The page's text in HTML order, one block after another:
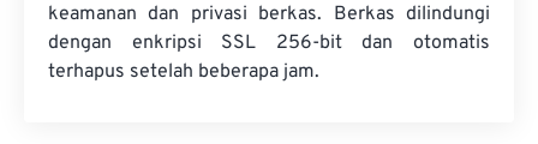
keamanan dan privasi berkas. Berkas dilindungi
dengan enkripsi SSL 256-bit dan otomatis
terhapus setelah beberapa jam.